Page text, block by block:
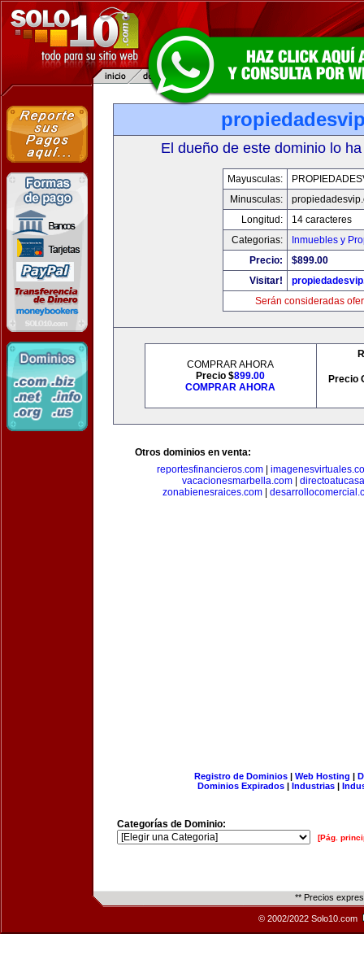
El dueño de este dominio lo
Mayusculas:
Minusculas:
Longitud:
14 caracteres
Categorias:
Inmuebles y
Precio:
$899.00
Visitar!
Serán consideradas
COMPRAR AHORA
Precio $899.00
COMPRAR AHORA
Precio
Otros dominios en venta:
reportesfinancieros.com
vacacionesmarbella.com
zonabienesraices.com
Registro de Dominios| Web Hosting |
Dominios Expirados | Industrias |
Categorías de Dominio:
[Pág.
** Precios
© 2002/2022 Solo10.com